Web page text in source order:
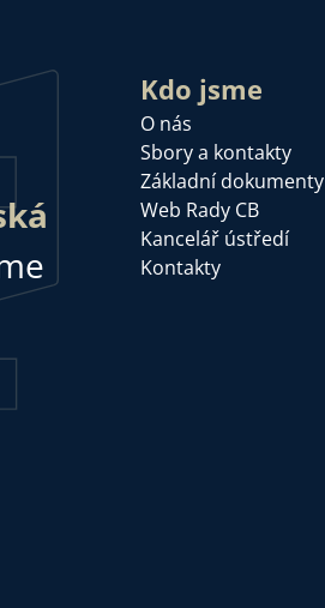
Kdo jsme
O nás
Sbory a kontakty
Základní dokumenty
Web Rady CB
Kancelář ústředí
Kontakty